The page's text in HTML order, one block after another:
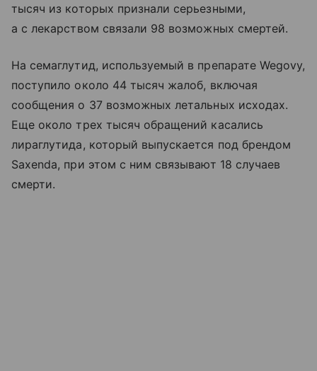
тысяч из которых признали серьезными,
а с лекарством связали 98 возможных смертей.
На семаглутид, используемый в препарате Wegovy,
поступило около 44 тысяч жалоб, включая
сообщения о 37 возможных летальных исходах.
Еще около трех тысяч обращений касались
лираглутида, который выпускается под брендом
Saxenda, при этом с ним связывают 18 случаев
смерти.